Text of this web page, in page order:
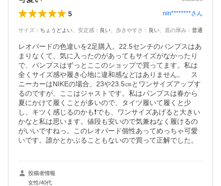
5 nin********さん
サイズ ： ちょうどよい 安定感 ： 良い 歩きやすさ ： 良い 底の厚み ： 普通
レオパードの色違いを2足購入。22.5センチのパンプスはあ
まりなくて、気に入ったのがあってもサイズがなかったり
で、パンプスはずっとここのショップで買ってます。私は
全くサイズ感や履き心地に違和感などはありません。　ス
ニーカーはNIKEの場合、23や23.5㎝とワンサイズアップす
るのですが、ここはジャストです。私はパンプスは春から
夏にかけて履くことが多いので、タイツ履いて履くと少
し、キツく感じるのかも❗️でも、ワンサイズあげると大きい
かなと私は思います。値段も安いので気兼ねなく履けるの
がいいですねっ。このレオパード個性あってめっちゃ可愛
いです。誰かとかぶることもないので買って正解でした。
投稿者情報
女性/40代